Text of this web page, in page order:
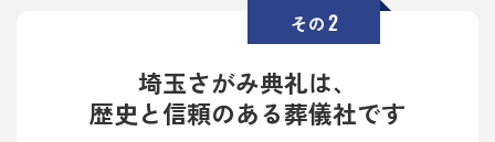
その2
埼玉さがみ典礼は、
歴史と信頼のある葬儀社です